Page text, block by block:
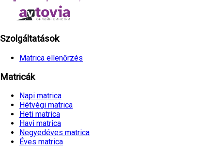
Szolgáltatások
Matrica ellenőrzés
Matricák
Napi matrica
Hétvégi matrica
Heti matrica
Havi matrica
Negyedéves matrica
Éves matrica